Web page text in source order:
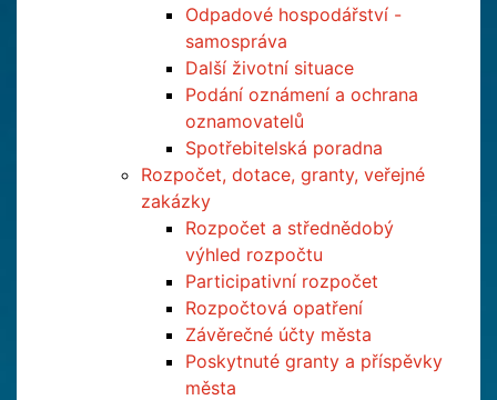
Odpadové hospodářství -
samospráva
Další životní situace
Podání oznámení a ochrana
oznamovatelů
Spotřebitelská poradna
Rozpočet, dotace, granty, veřejné
zakázky
Rozpočet a střednědobý
výhled rozpočtu
Participativní rozpočet
Rozpočtová opatření
Závěrečné účty města
Poskytnuté granty a příspěvky
města